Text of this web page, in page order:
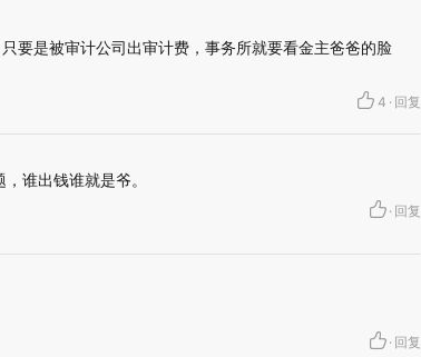
要是被审计公司出审计费，事务所就要看金主爸爸的脸
4 · 回复
谁出钱谁就是爷。
· 回复
· 回复